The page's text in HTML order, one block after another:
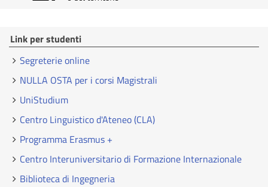
Link per studenti
Segreterie online
NULLA OSTA per i corsi Magistrali
UniStudium
Centro Linguistico d'Ateneo (CLA)
Programma Erasmus +
Centro Interuniversitario di Formazione Internazionale
Biblioteca di Ingegneria